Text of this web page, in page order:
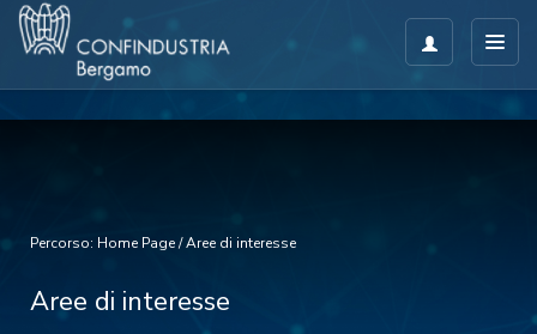
Percorso: Home Page/Aree di interesse
Aree di interesse